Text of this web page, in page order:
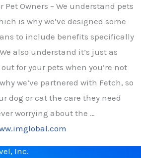
Pet Owners – We understand pets
is why we’ve designed some
to include benefits specifically
also understand it’s just as
for your pets when you’re not
we’ve partnered with Fetch, so
dog or cat the care they need
worrying about the …
Inc.